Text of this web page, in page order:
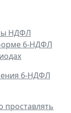
НДФЛ
6-НДФЛ
6-НДФЛ